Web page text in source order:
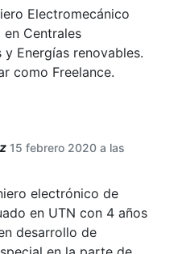
Electromecánico
Centrales
Energías renovables.
como Freelance.
15 febrero 2020 a las
electrónico de
en UTN con 4 años
desarrollo de